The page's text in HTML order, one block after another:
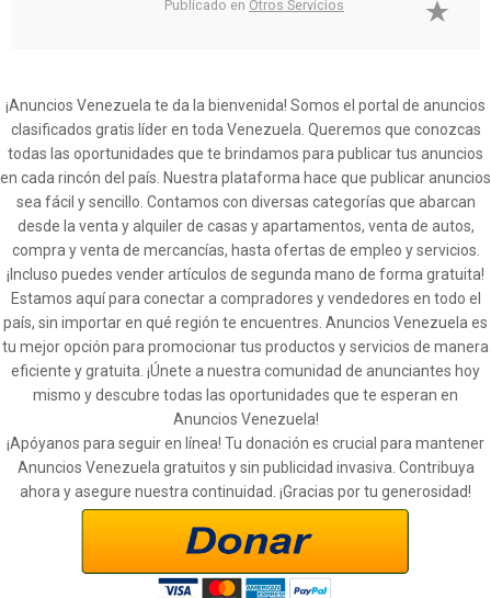
Publicado en Otros Servicios
¡Anuncios Venezuela te da la bienvenida! Somos el portal de anuncios
clasificados gratis líder en toda Venezuela. Queremos que conozcas
todas las oportunidades que te brindamos para publicar tus anuncios
en cada rincón del país. Nuestra plataforma hace que publicar anuncios
sea fácil y sencillo. Contamos con diversas categorías que abarcan
desde la venta y alquiler de casas y apartamentos, venta de autos,
compra y venta de mercancías, hasta ofertas de empleo y servicios.
¡Incluso puedes vender artículos de segunda mano de forma gratuita!
Estamos aquí para conectar a compradores y vendedores en todo el
país, sin importar en qué región te encuentres. Anuncios Venezuela es
tu mejor opción para promocionar tus productos y servicios de manera
eficiente y gratuita. ¡Únete a nuestra comunidad de anunciantes hoy
mismo y descubre todas las oportunidades que te esperan en
Anuncios Venezuela!
¡Apóyanos para seguir en línea! Tu donación es crucial para mantener
Anuncios Venezuela gratuitos y sin publicidad invasiva. Contribuya
ahora y asegure nuestra continuidad. ¡Gracias por tu generosidad!